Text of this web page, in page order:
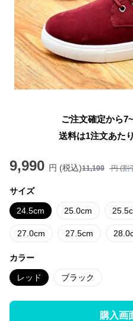
ご注文確定から
送料は1注文あたり
9,990 円 (税込)11,100 円 (割
サイズ
24.5cm 25.0cm
27.0cm 27.5cm
カラー
レッド ブラック
購入画